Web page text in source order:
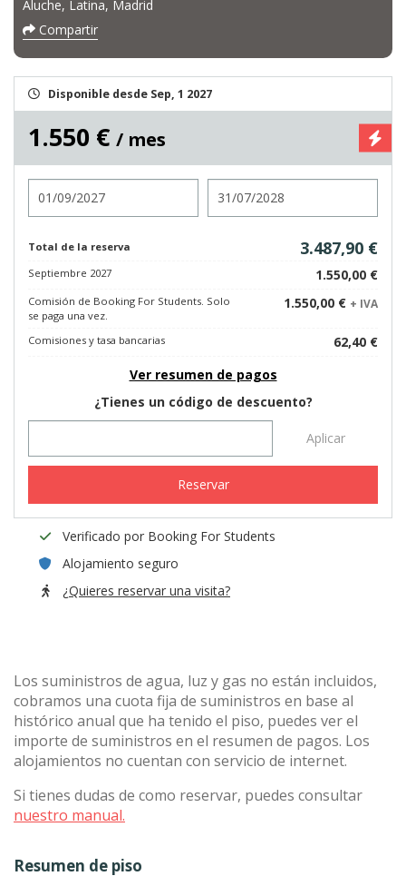
Aluche, Latina, Madrid
Compartir
Disponible desde Sep, 1 2027
1.550 € / mes
Total de la reserva 3.487,90 €
Septiembre 2027 1.550,00 €
Comisión de Booking For Students. Solo
se paga una vez.
1.550,00 € + IVA
Comisiones y tasa bancarias
62,40 €
Ver resumen de pagos
¿Tienes un código de descuento?
Aplicar
Reservar
Verificado por Booking For Students
Alojamiento seguro
¿Quieres reservar una visita?
Los suministros de agua, luz y gas no están incluidos,
cobramos una cuota fija de suministros en base al
histórico anual que ha tenido el piso, puedes ver el
importe de suministros en el resumen de pagos. Los
alojamientos no cuentan con servicio de internet.
Si tienes dudas de como reservar, puedes consultar
nuestro manual.
Resumen de piso